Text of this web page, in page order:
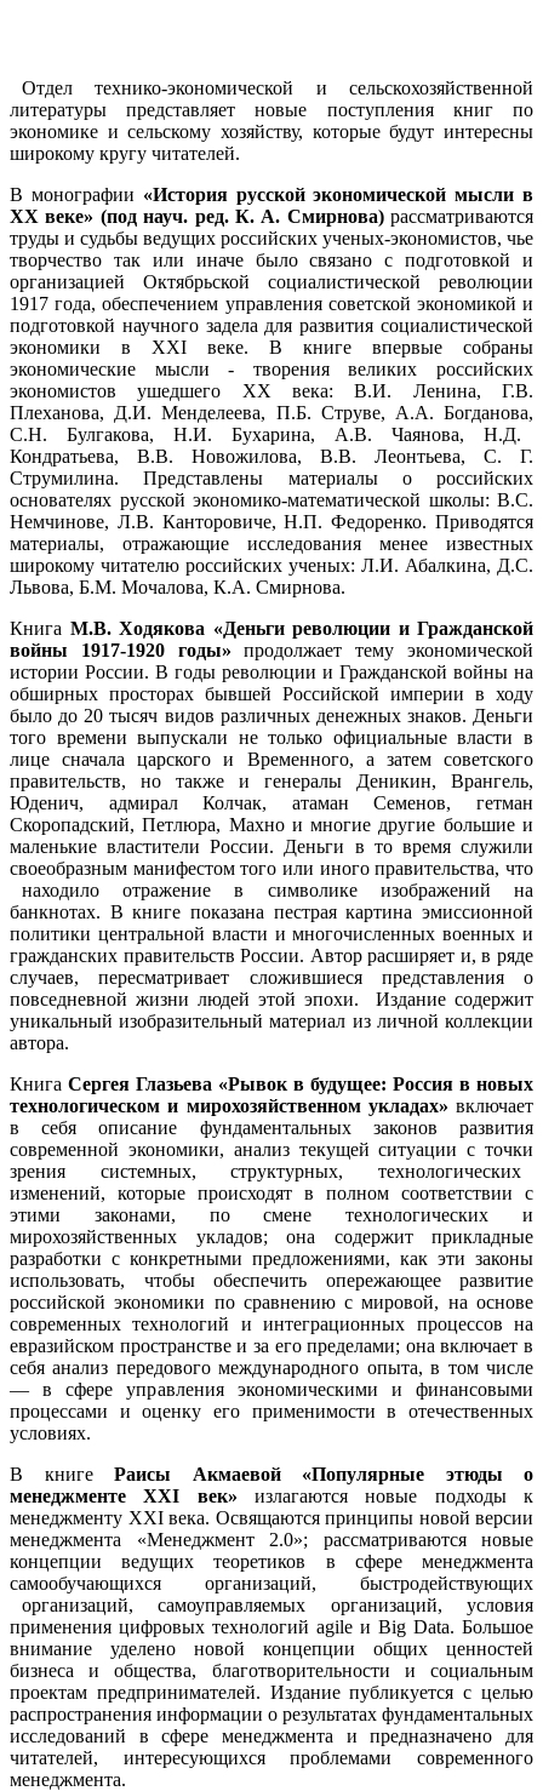
Отдел технико-экономической и сельскохозяйственной
литературы представляет новые поступления книг по
экономике и сельскому хозяйству, которые будут интересны
широкому кругу читателей.
В монографии «История русской экономической мысли в
XX веке» (под науч. ред. К. А. Смирнова)рассматриваются
труды и судьбы ведущих российских ученых-экономистов, чье
творчество так или иначе было связано с подготовкой и
организацией Октябрьской социалистической революции
1917 года, обеспечением управления советской экономикой и
подготовкой научного задела для развития социалистической
экономики в XXI веке. В книге впервые собраны
экономические мысли - творения великих российских
экономистов ушедшего XX века: В.И. Ленина, Г.В.
Плеханова, Д.И. Менделеева, П.Б. Струве, А.А. Богданова,
С.Н. Булгакова, Н.И. Бухарина, А.В. Чаянова, Н.Д.
Кондратьева, В.В. Новожилова, В.В. Леонтьева, С. Г.
Струмилина. Представлены материалы о российских
основателях русской экономико-математической школы: B.C.
Немчинове, Л.В. Канторовиче, Н.П. Федоренко. Приводятся
материалы, отражающие исследования менее известных
широкому читателю российских ученых: Л.И. Абалкина, Д.С.
Львова, Б.М. Мочалова, К.А. Смирнова.
Книга М.В. Ходякова «Деньги революции и Гражданской
войны 1917-1920 годы» продолжает тему экономической
истории России. В годы революции и Гражданской войны на
обширных просторах бывшей Российской империи в ходу
было до 20 тысяч видов различных денежных знаков. Деньги
того времени выпускали не только официальные власти в
лице сначала царского и Временного, а затем советского
правительств, но также и генералы Деникин, Врангель,
Юденич, адмирал Колчак, атаман Семенов, гетман
Скоропадский, Петлюра, Махно и многие другие большие и
маленькие властители России. Деньги в то время служили
своеобразным манифестом того или иного правительства, что
находило отражение в символике изображений на
банкнотах. В книге показана пестрая картина эмиссионной
политики центральной власти и многочисленных военных и
гражданских правительств России. Автор расширяет и, в ряде
случаев, пересматривает сложившиеся представления о
повседневной жизни людей этой эпохи. Издание содержит
уникальный изобразительный материал из личной коллекции
автора.
Книга Сергея Глазьева «Рывок в будущее: Россия в новых
технологическом и мирохозяйственном укладах» включает
в себя описание фундаментальных законов развития
современной экономики, анализ текущей ситуации с точки
зрения системных, структурных, технологических
изменений, которые происходят в полном соответствии с
этими законами, по смене технологических и
мирохозяйственных укладов; она содержит прикладные
разработки с конкретными предложениями, как эти законы
использовать, чтобы обеспечить опережающее развитие
российской экономики по сравнению с мировой, на основе
современных технологий и интеграционных процессов на
евразийском пространстве и за его пределами; она включает в
себя анализ передового международного опыта, в том числе
— в сфере управления экономическими и финансовыми
процессами и оценку его применимости в отечественных
условиях.
В книге Раисы Акмаевой «Популярные этюды о
менеджменте XXI век» излагаются новые подходы к
менеджменту XXI века. Освящаются принципы новой версии
менеджмента «Менеджмент 2.0»; рассматриваются новые
концепции ведущих теоретиков в сфере менеджмента
самообучающихся организаций, быстродействующих
организаций,самоуправляемых организаций, условия
применения цифровых технологий agile и Big Data. Большое
внимание уделено новой концепции общих ценностей
бизнеса и общества, благотворительности и социальным
проектам предпринимателей. Издание публикуется с целью
распространения информации о результатах фундаментальных
исследований в сфере менеджмента и предназначено для
читателей, интересующихся проблемами современного
менеджмента.